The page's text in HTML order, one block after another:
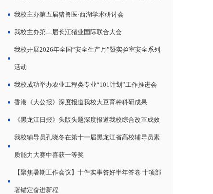
我校主办第五届猪兽医·西湖学术研讨会
我校主办第二届长江猪业国际联合大会
我校开展2026年全国“安全生产月”暨实验室安全系列
活动
我校成功举办农业工程类专业“101计划”工作推进会
香港《大公报》深度报道我校大豆育种科研成果
《黑龙江日报》头版头题深度报道我校综合改革成效
我校辅导员孔晓冬在第十一届黑龙江省高校辅导员素
质能力大赛中喜获一等奖
【聚焦暑期工作会议】十件实事答好半年答卷 十项部
署锚定奋进新程